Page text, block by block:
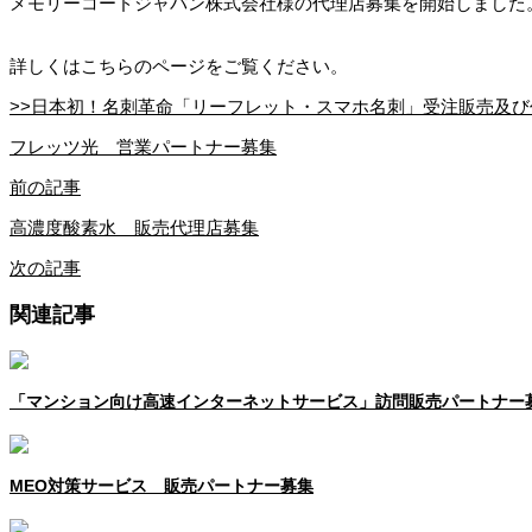
詳しくはこちらのページをご覧ください。
>>日本初！名刺革命「リーフレット・スマホ名刺」受注販売及
フレッツ光 営業パートナー募集
前の記事
高濃度酸素水 販売代理店募集
次の記事
関連記事
「マンション向け高速インターネットサービス」訪問販売パートナー
MEO対策サービス 販売パートナー募集